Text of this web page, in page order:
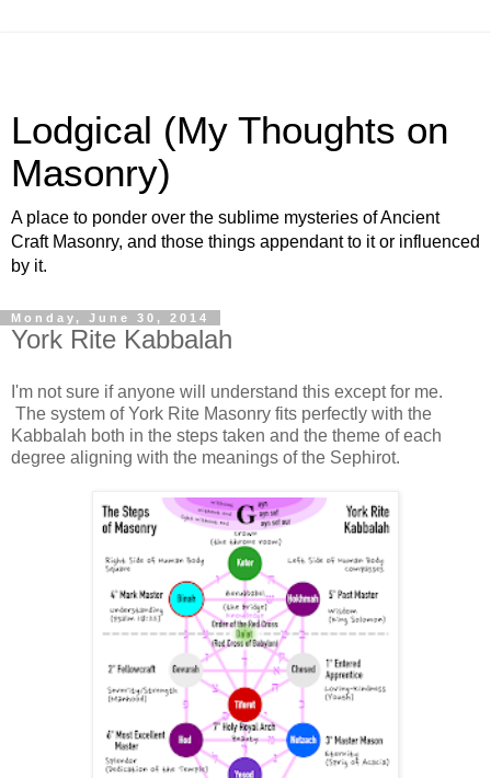
Lodgical (My Thoughts on
Masonry)
A place to ponder over the sublime mysteries of Ancient
Craft Masonry, and those things appendant to it or influenced
by it.
Monday, June 30, 2014
York Rite Kabbalah
I'm not sure if anyone will understand this except for me.
The system of York Rite Masonry fits perfectly with the
Kabbalah both in the steps taken and the theme of each
degree aligning with the meanings of the Sephirot.